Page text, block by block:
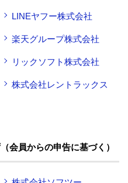
LINEヤフー株式会社
楽天グループ株式会社
リックソフト株式会社
株式会社レントラックス
会員からの申告に基づく）